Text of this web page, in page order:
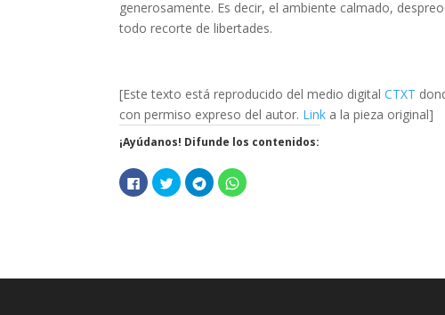
generosamente. Es decir, el ambiente calmado,
todo recorte de libertades.
[Este texto está reproducido del medio digitalCTXT
con permiso expreso del autor. Link a la pieza original]
¡Ayúdanos! Difunde los contenidos:
H
a
r
H
a
r
H
a
r
H
a
r